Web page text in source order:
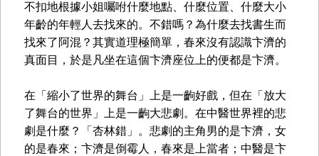
不扣地根據小姐囑咐什麼地點、什麼位置、什麼大小
年齡的年輕人去找來的。不錯嗎？為什麼去找書生而
找來了阿混？其實道理極簡單，春來沒有認識卞濟的
真面目，於是凡坐在這個卞濟座位上的便都是卞濟。
在「縮小了世界的舞台」上是一齣好戲，但在「放大
了舞台的世界」上是一齣大悲劇。在中醫世界裡的悲
劇是什麼？「杏林錯」。悲劇的主角男的是卞濟，女
的是春來；卞濟是倒霉人，春來是上當者；中醫是卞